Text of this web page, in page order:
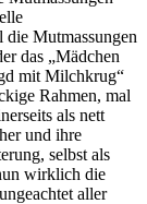
die Mutmassungen
das „Mädchen
mit Milchkrug“
Rahmen, mal
als nett
und ihre
selbst als
wirklich die
aller